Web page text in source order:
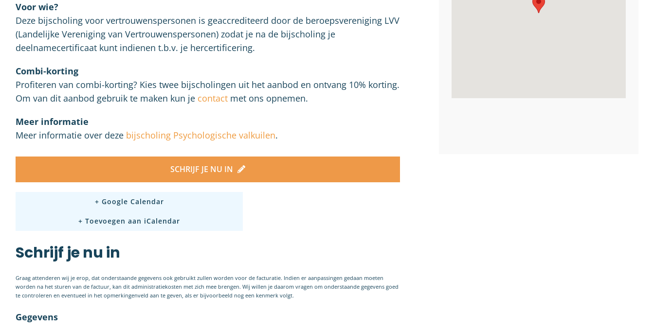
Voor wie?
Deze bijscholing voor vertrouwenspersonen is geaccrediteerd door de beroepsvereniging LVV
(Landelijke Vereniging van Vertrouwenspersonen) zodat je na de bijscholing je
deelnamecertificaat kunt indienen t.b.v. je hercertificering.
Combi-korting
Profiteren van combi-korting? Kies twee bijscholingen uit het aanbod en ontvang 10% korting.
Om van dit aanbod gebruik te maken kun je contact met ons opnemen.
Meer informatie
Meer informatie over deze bijscholing Psychologische valkuilen.
SCHRIJF JE NU IN
+ Google Calendar
+ Toevoegen aan iCalendar
Schrijf je nu in
Graag attenderen wij je erop, dat onderstaande gegevens ook gebruikt zullen worden voor de facturatie. Indien er aanpassingen gedaan moeten
worden na het sturen van de factuur, kan dit administratiekosten met zich mee brengen. Wij willen je daarom vragen om onderstaande gegevens goed
te controleren en eventueel in het opmerkingenveld aan te geven, als er bijvoorbeeld nog een kenmerk volgt.
Gegevens